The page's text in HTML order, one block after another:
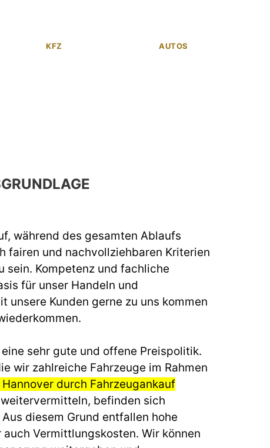
KFZ AUTOS
während des gesamten Ablaufs
fairen und nachvollziehbaren Kriterien
sein. Kompetenz und fachliche
für unser Handeln und
unsere Kunden gerne zu uns kommen
sehr gute und offene Preispolitik.
wir zahlreiche Fahrzeuge im Rahmen
durch Fahrzeugankauf
weitervermitteln, befinden sich
diesem Grund entfallen hohe
Vermittlungskosten. Wir können